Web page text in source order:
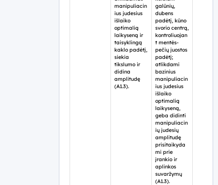
manipuliacin
ius judesius
išlaiko
optimalią
laikyseną ir
taisyklingą
kaklo padėtį,
siekia
tikslumo ir
didina
amplitudę
(A1.3).
galūnių,
dubens
padėtį, kūno
svorio centrą,
kontroliuojan
t mentės-
pečių juostos
padėtį;
atlikdami
bazinius
manipuliacin
ius judesius
išlaiko
optimalią
laikyseną,
geba didinti
manipuliacin
ių judesių
amplitudę
prisitaikyda
mi prie
įrankio ir
aplinkos
suvaržymų
(A1.3).